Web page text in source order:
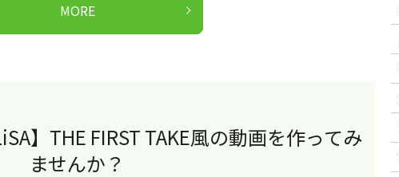
MORE
】THE FIRST TAKE風の動画を作ってみ
ませんか？